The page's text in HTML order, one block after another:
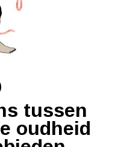
tussen
oudheid